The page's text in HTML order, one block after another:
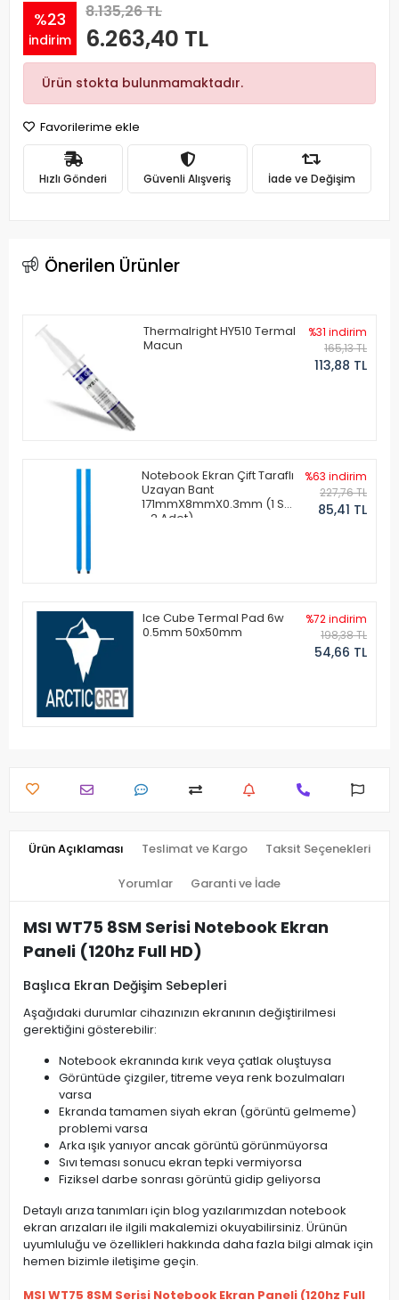
%23
indirim
8.135,26 TL
6.263,40 TL
Ürün stokta bulunmamaktadır.
Favorilerime ekle
Hızlı Gönderi Güvenli Alışveriş İade ve Değişim
Önerilen Ürünler
Thermalright HY510 Termal
Macun
%31 indirim
165,13 TL
113,88 TL
Notebook Ekran Çift Taraflı
Uzayan Bant
171mmX8mmX0.3mm (1 Set
- 2 Adet)
%63 indirim
227,76 TL
85,41 TL
Ice Cube Termal Pad 6w
0.5mm 50x50mm
%72 indirim
198,38 TL
54,66 TL
Ürün Açıklaması Teslimat ve Kargo Taksit Seçenekleri
Yorumlar Garanti ve İade
MSI WT75 8SM Serisi Notebook Ekran
Paneli (120hz Full HD)
Başlıca Ekran Değişim Sebepleri
Aşağıdaki durumlar cihazınızın ekranının değiştirilmesi
gerektiğini gösterebilir:
Notebook ekranında kırık veya çatlak oluştuysa
Görüntüde çizgiler, titreme veya renk bozulmaları
varsa
Ekranda tamamen siyah ekran (görüntü gelmeme)
problemi varsa
Arka ışık yanıyor ancak görüntü görünmüyorsa
Sıvı teması sonucu ekran tepki vermiyorsa
Fiziksel darbe sonrası görüntü gidip geliyorsa
Detaylı arıza tanımları için blog yazılarımızdan notebook
ekran arızaları ile ilgili makalemizi okuyabilirsiniz. Ürünün
uyumluluğu ve özellikleri hakkında daha fazla bilgi almak için
hemen bizimle iletişime geçin.
MSI WT75 8SM Serisi Notebook Ekran Paneli (120hz Full